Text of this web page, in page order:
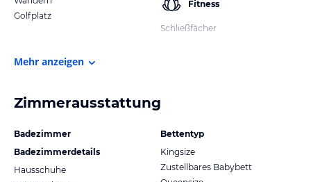
Golfplatz
Fitness
Schließfächer
Mehr anzeigen
Zimmerausstattung
Badezimmer
Badezimmerdetails
Hausschuhe
Bettentyp
Kingsize
Zustellbares Babybett